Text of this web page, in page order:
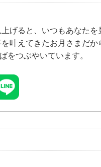
げると、いつもあなた
叶えてきたお月さまだ
をつぶやいています。